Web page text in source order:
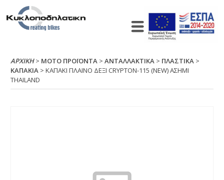
ΑΡΧΙΚΉ> ΜΟΤΟ ΠΡΟΪΟΝΤΑ >ΑΝΤΑΛΛΑΚΤΙΚΑ > ΠΛΑΣΤΙΚΑ >
ΚΑΠΑΚΙΑ > ΚΑΠΑΚΙ ΠΛΑΙΝΟ ΔΕΞΙ CRΥΡΤΟΝ-115 (ΝΕW) ΑΣΗΜΙ
ΤΗΑΙLΑΝD